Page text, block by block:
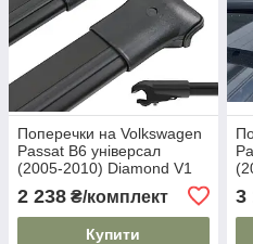
Поперечки на Volkswagen
Passat B6 універсал
(2005-2010) Diamond V1
рейлінги. Без замка. Чорні
2 238 ₴/комплект
Купити
3